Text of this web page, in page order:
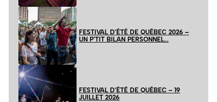
FESTIVAL D’ÉTÉ DE QUÉBEC 2026 –
UN P’TIT BILAN PERSONNEL…
FESTIVAL D’ÉTÉ DE QUÉBEC – 19
JUILLET 2026